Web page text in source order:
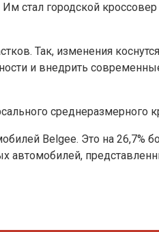
стал городской
Так, изменения
и внедрить
среднеразмерного
Belgee. Это на 26,7%
автомобилей,